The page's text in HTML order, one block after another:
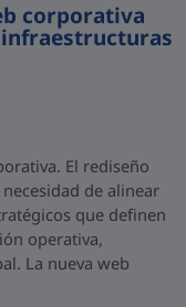
corporativa
El rediseño
de alinear
que definen
operativa,
La nueva web